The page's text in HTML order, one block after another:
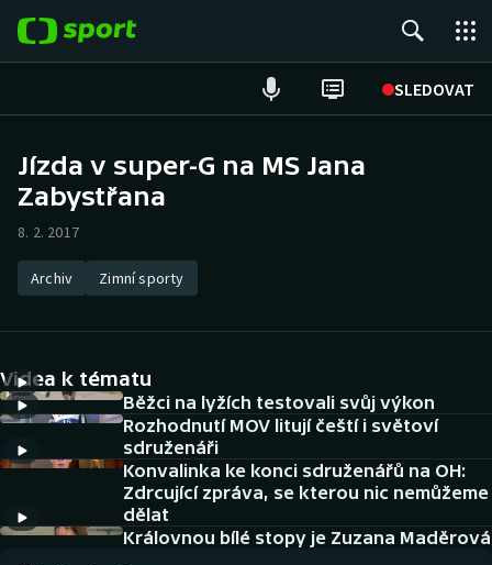
SLEDOVAT
Hokej
Atletika
DALŠÍ SPORTY
Americký fotbal
Baseball a softbal
NEPŘEHLÉDNĚTE
Jízda v super-G na MS Jana
Zabystřana
8. 2. 2017
Archiv Zimní sporty
Videa k tématu
Běžci na lyžích testovali svůj výkon
Rozhodnutí MOV litují čeští i světoví
sdruženáři
Konvalinka ke konci sdruženářů na OH:
Zdrcující zpráva, se kterou nic nemůžeme
dělat
Královnou bílé stopy je Zuzana Maděrová